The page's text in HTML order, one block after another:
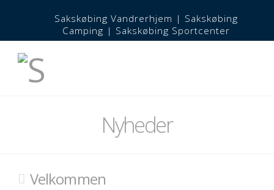
Sakskøbing Vandrerhjem | Sakskøbing
Camping | Sakskøbing Sportcenter
Nyheder
Velkommen